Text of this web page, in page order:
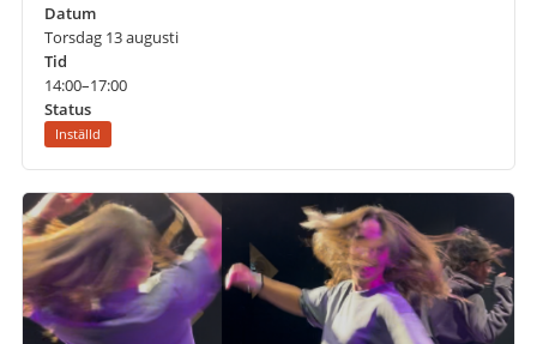
Datum
Torsdag 13 augusti
Tid
14:00–17:00
Status
Inställd